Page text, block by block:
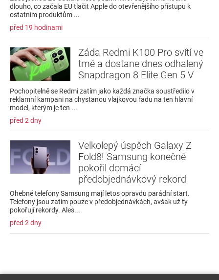
dlouho, co začala EU tlačit Apple do otevřenějšího přístupu k
ostatním produktům ...
před 19 hodinami
Záda Redmi K100 Pro svítí ve
tmě a dostane dnes odhalený
Snapdragon 8 Elite Gen 5 V
Pochopitelně se Redmi zatím jako každá značka soustředilo v
reklamní kampani na chystanou vlajkovou řadu na ten hlavní
model, kterým je ten ...
před 2 dny
Velkolepý úspěch Galaxy Z
Fold8! Samsung konečně
pokořil domácí
předobjednávkový rekord
Ohebné telefony Samsung mají letos opravdu parádní start.
Telefony jsou zatím pouze v předobjednávkách, avšak už ty
pokořují rekordy. Ales...
před 2 dny